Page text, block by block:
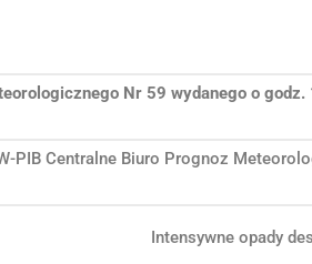
Nr 59 wydanego o
PIB Centralne Biuro Prognoz
Intensywne opady